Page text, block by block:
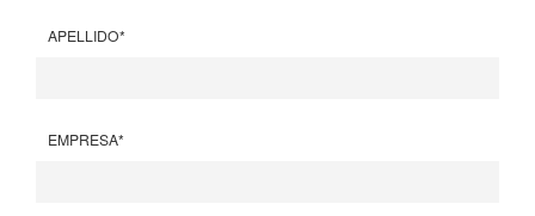
APELLIDO*
EMPRESA*